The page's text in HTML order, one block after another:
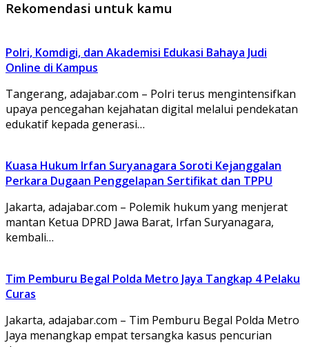
Rekomendasi untuk kamu
Polri, Komdigi, dan Akademisi Edukasi Bahaya Judi
Online di Kampus
Tangerang, adajabar.com – Polri terus mengintensifkan
upaya pencegahan kejahatan digital melalui pendekatan
edukatif kepada generasi…
Kuasa Hukum Irfan Suryanagara Soroti Kejanggalan
Perkara Dugaan Penggelapan Sertifikat dan TPPU
Jakarta, adajabar.com – Polemik hukum yang menjerat
mantan Ketua DPRD Jawa Barat, Irfan Suryanagara,
kembali…
Tim Pemburu Begal Polda Metro Jaya Tangkap 4 Pelaku
Curas
Jakarta, adajabar.com – Tim Pemburu Begal Polda Metro
Jaya menangkap empat tersangka kasus pencurian